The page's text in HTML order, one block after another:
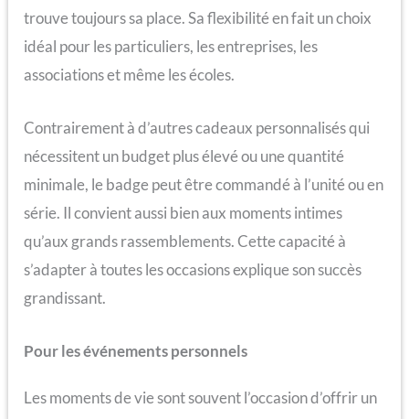
trouve toujours sa place. Sa flexibilité en fait un choix
idéal pour les particuliers, les entreprises, les
associations et même les écoles.
Contrairement à d’autres cadeaux personnalisés qui
nécessitent un budget plus élevé ou une quantité
minimale, le badge peut être commandé à l’unité ou en
série. Il convient aussi bien aux moments intimes
qu’aux grands rassemblements. Cette capacité à
s’adapter à toutes les occasions explique son succès
grandissant.
Pour les événements personnels
Les moments de vie sont souvent l’occasion d’offrir un